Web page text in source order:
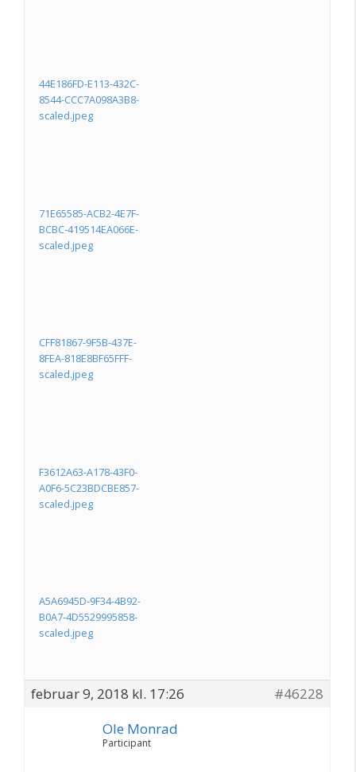
44E186FD-E113-432C-
8544-CCC7A098A3B8-
scaled.jpeg
71E65585-ACB2-4E7F-
BCBC-419514EA066E-
scaled.jpeg
CFF81867-9F5B-437E-
8FEA-818E8BF65FFF-
scaled.jpeg
F3612A63-A178-43F0-
A0F6-5C23BDCBE857-
scaled.jpeg
A5A6945D-9F34-4B92-
B0A7-4D5529995858-
scaled.jpeg
februar 9, 2018 kl. 17:26
#46228
Ole Monrad
Participant